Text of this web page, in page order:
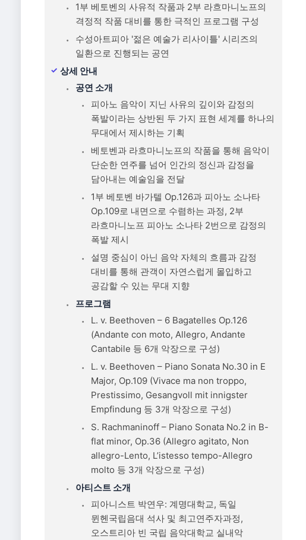
1부 베토벤의 사유적 작품과 2부 라흐마니노프의
격정적 작품 대비를 통한 극적인 프로그램 구성
수성아트피아 '젊은 예술가 리사이틀' 시리즈의
일환으로 진행되는 공연
상세 안내
공연 소개
피아노 음악이 지닌 사유의 깊이와 감정의
폭발이라는 상반된 두 가지 표현 세계를 하나의
무대에서 제시하는 기획
베토벤과 라흐마니노프의 작품을 통해 음악이
단순한 연주를 넘어 인간의 정신과 감정을
담아내는 예술임을 전달
1부 베토벤 바가텔 Op.126과 피아노 소나타
Op.109로 내면으로 수렴하는 과정, 2부
라흐마니노프 피아노 소나타 2번으로 감정의
폭발 제시
설명 중심이 아닌 음악 자체의 흐름과 감정
대비를 통해 관객이 자연스럽게 몰입하고
공감할 수 있는 무대 지향
프로그램
L. v. Beethoven – 6 Bagatelles Op.126
(Andante con moto, Allegro, Andante
Cantabile 등 6개 악장으로 구성)
L. v. Beethoven – Piano Sonata No.30 in E
Major, Op.109 (Vivace ma non troppo,
Prestissimo, Gesangvoll mit innigster
Empfindung 등 3개 악장으로 구성)
S. Rachmaninoff – Piano Sonata No.2 in B-
flat minor, Op.36 (Allegro agitato, Non
allegro-Lento, L’istesso tempo-Allegro
molto 등 3개 악장으로 구성)
아티스트 소개
피아니스트 박연우: 계명대학교, 독일
뮌헨국립음대 석사 및 최고연주자과정,
오스트리아 빈 국립 음악대학교 실내악